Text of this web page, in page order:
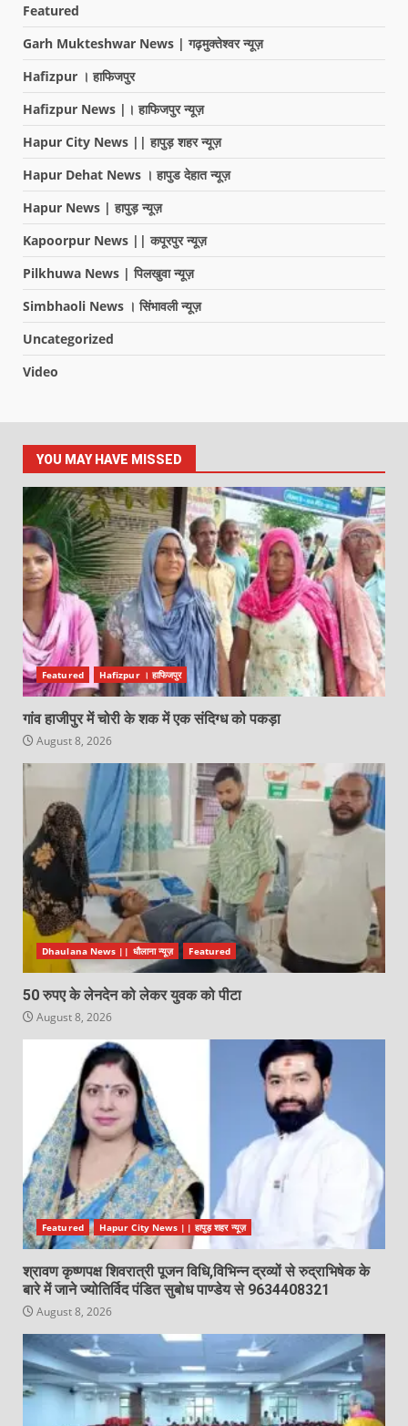
Featured
Garh Mukteshwar News | गढ़मुक्तेश्वर न्यूज़
Hafizpur । हाफिजपुर
Hafizpur News |। हाफिजपुर न्यूज़
Hapur City News || हापुड़ शहर न्यूज़
Hapur Dehat News । हापुड देहात न्यूज़
Hapur News | हापुड़ न्यूज़
Kapoorpur News || कपूरपुर न्यूज़
Pilkhuwa News | पिलखुवा न्यूज़
Simbhaoli News । सिंभावली न्यूज़
Uncategorized
Video
YOU MAY HAVE MISSED
Featured Hafizpur । हाफिजपुर
गांव हाजीपुर में चोरी के शक में एक संदिग्ध को पकड़ा
August 8, 2026
Dhaulana News || धौलाना न्यूज़ Featured
50 रुपए के लेनदेन को लेकर युवक को पीटा
August 8, 2026
Featured Hapur City News || हापुड़ शहर न्यूज़
श्रावण कृष्णपक्ष शिवरात्री पूजन विधि,विभिन्न द्रव्यों से रुद्राभिषेक के
बारे में जाने ज्योतिर्विद पंडित सुबोध पाण्डेय से 9634408321
August 8, 2026